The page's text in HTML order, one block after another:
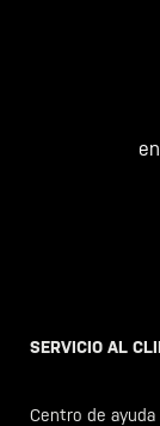
SERVICIO AL
Centro de ayuda